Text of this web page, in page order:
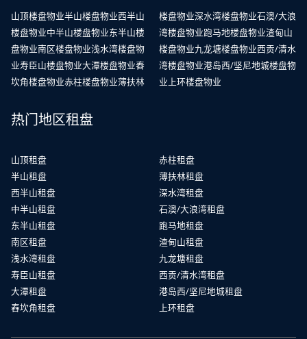
山顶楼盘物业半山楼盘物业西半山
楼盘物业中半山楼盘物业东半山楼
盘物业南区楼盘物业浅水湾楼盘物
业寿臣山楼盘物业大潭楼盘物业舂
坎角楼盘物业赤柱楼盘物业薄扶林
楼盘物业深水湾楼盘物业石澳/大浪
湾楼盘物业跑马地楼盘物业渣甸山
楼盘物业九龙塘楼盘物业西贡/清水
湾楼盘物业港岛西/坚尼地城楼盘物
业 上环楼盘物业
热门地区租盘
山顶租盘
半山租盘
西半山租盘
中半山租盘
东半山租盘
南区租盘
浅水湾租盘
寿臣山租盘
大潭租盘
舂坎角租盘
赤柱租盘
薄扶林租盘
深水湾租盘
石澳/大浪湾租盘
跑马地租盘
渣甸山租盘
九龙塘租盘
西贡/清水湾租盘
港岛西/坚尼地城租盘
上环租盘